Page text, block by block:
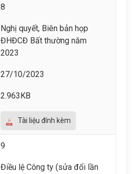
8
Nghị quyết, Biên bản họp
ĐHĐCĐ Bất thường năm
2023
27/10/2023
2.963KB
Tài liệu đính kèm
9
Điều lệ Công ty (sửa đổi lần